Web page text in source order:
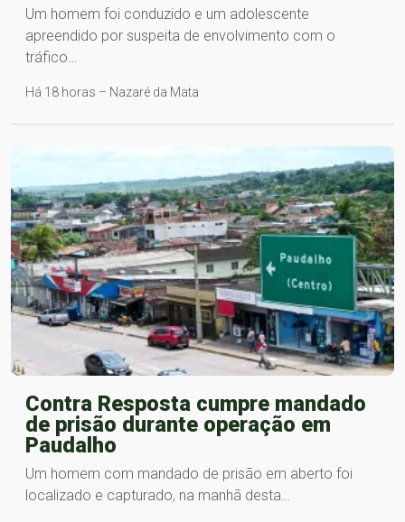
Um homem foi conduzido e um adolescente
apreendido por suspeita de envolvimento com o
tráfico…
Há 18 horas – Nazaré da Mata
Contra Resposta cumpre mandado
de prisão durante operação em
Paudalho
Um homem com mandado de prisão em aberto foi
localizado e capturado, na manhã desta…